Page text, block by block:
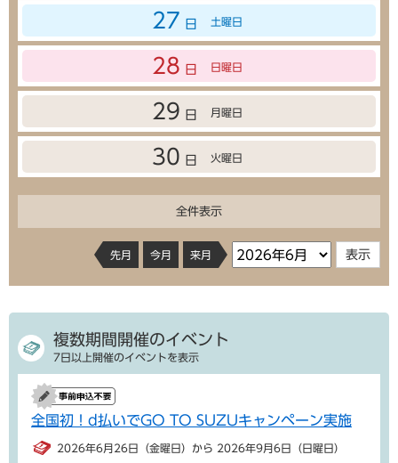
27 日 土曜日
28 日 日曜日
29 日 月曜日
30 日 火曜日
全件表示
先月 今月 来月
複数期間開催のイベント
7日以上開催のイベントを表示
全国初！d払いでGO TO SUZUキャンペーン実施
2026年6月26日（金曜日）から 2026年9月6日（日曜日）